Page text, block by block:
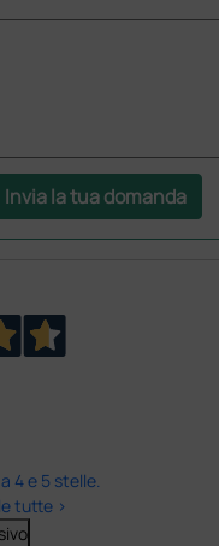
Invia la tua domanda
4 e 5 stelle.
tutte >